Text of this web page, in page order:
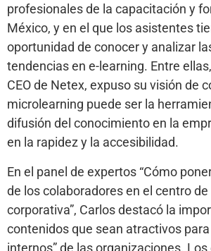
profesionales de la capacitación y
México, y en el que los asistentes
oportunidad de conocer y analizar
tendencias en e-learning. Entre ellas,
CEO de Netex, expuso su visión de
microlearning puede ser la
difusión del conocimiento en la
en la rapidez y la accesibilidad.
En el panel de expertos “Cómo
de los colaboradores en el centro
corporativa”, Carlos destacó la
contenidos que sean atractivos para
internos” de las organizaciones.